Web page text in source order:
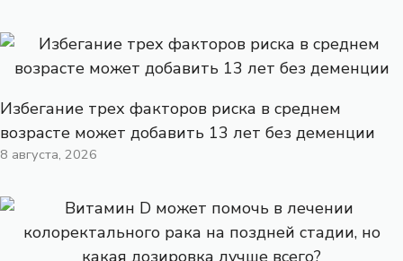
Избегание трех факторов риска в среднем
возрасте может добавить 13 лет без деменции
8 августа, 2026